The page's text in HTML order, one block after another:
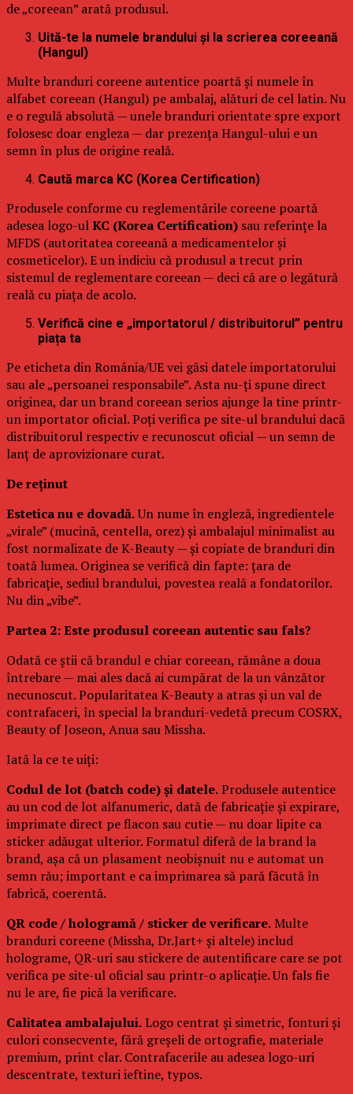
de „coreean” arată produsul.
Uită-te la numele brandului și la scrierea coreeană
(Hangul)
Multe branduri coreene autentice poartă și numele în
alfabet coreean (Hangul) pe ambalaj, alături de cel latin. Nu
e o regulă absolută — unele branduri orientate spre export
folosesc doar engleza — dar prezența Hangul-ului e un
semn în plus de origine reală.
Caută marca KC (Korea Certification)
Produsele conforme cu reglementările coreene poartă
adesea logo-ulKC (Korea Certification) sau referințe la
MFDS (autoritatea coreeană a medicamentelor și
cosmeticelor). E un indiciu că produsul a trecut prin
sistemul de reglementare coreean — deci că are o legătură
reală cu piața de acolo.
Verifică cine e „importatorul / distribuitorul” pentru
piața ta
Pe eticheta din România/UE vei găsi datele importatorului
sau ale „persoanei responsabile”. Asta nu-ți spune direct
originea, dar un brand coreean serios ajunge la tine printr-
un importator oficial. Poți verifica pe site-ul brandului dacă
distribuitorul respectiv e recunoscut oficial — un semn de
lanț de aprovizionare curat.
De reținut
Estetica nu e dovadă.Un nume în engleză, ingredientele
„virale” (mucină, centella, orez) și ambalajul minimalist au
fost normalizate de K-Beauty — și copiate de branduri din
toată lumea. Originea se verifică din fapte: țara de
fabricație, sediul brandului, povestea reală a fondatorilor.
Nu din „vibe”.
Partea 2: Este produsul coreean autentic sau fals?
Odată ce știi că brandul e chiar coreean, rămâne a doua
întrebare — mai ales dacă ai cumpărat de la un vânzător
necunoscut. Popularitatea K-Beauty a atras și un val de
contrafaceri, în special la branduri-vedetă precum COSRX,
Beauty of Joseon, Anua sau Missha.
Iată la ce te uiți:
Codul de lot (batch code) și datele.Produsele autentice
au un cod de lot alfanumeric, dată de fabricație și expirare,
imprimate direct pe flacon sau cutie — nu doar lipite ca
sticker adăugat ulterior. Formatul diferă de la brand la
brand, așa că un plasament neobișnuit nu e automat un
semn rău; important e ca imprimarea să pară făcută în
fabrică, coerentă.
QR code / hologramă / sticker de verificare.Multe
branduri coreene (Missha, Dr.Jart+ și altele) includ
holograme, QR-uri sau stickere de autentificare care se pot
verifica pe site-ul oficial sau printr-o aplicație. Un fals fie
nu le are, fie pică la verificare.
Calitatea ambalajului.Logo centrat și simetric, fonturi și
culori consecvente, fără greșeli de ortografie, materiale
premium, print clar. Contrafacerile au adesea logo-uri
descentrate, texturi ieftine, typos.